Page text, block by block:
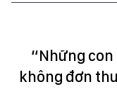
“Những
không đơn